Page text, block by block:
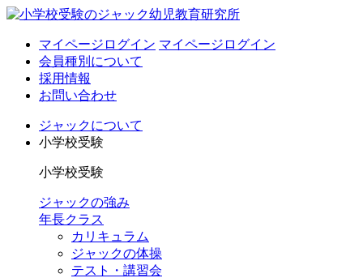
マイページログイン マイページログイン
会員種別について
採用情報
お問い合わせ
ジャックについて
小学校受験
小学校受験
ジャックの強み
年長クラス
カリキュラム
ジャックの体操
テスト・講習会